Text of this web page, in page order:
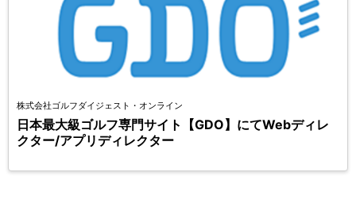
株式会社ゴルフダイジェスト・オンライン
日本最大級ゴルフ専門サイト【GDO】にてWebディレ
クター/アプリディレクター